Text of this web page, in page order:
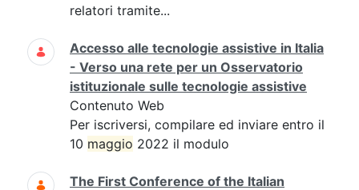
relatori tramite...
Accesso alle tecnologie assistive in Italia
- Verso una rete per un Osservatorio
istituzionale sulle tecnologie assistive
Contenuto Web
Per iscriversi, compilare ed inviare entro il
10 maggio 2022 il modulo
The First Conference of the Italian